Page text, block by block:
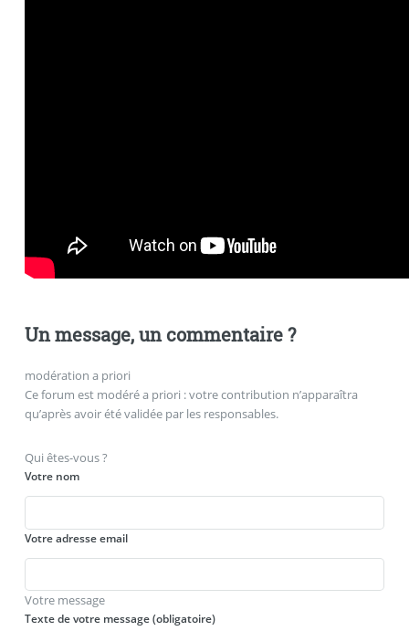
Un message, un commentaire ?
modération a priori
Ce forum est modéré a priori : votre contribution n’apparaîtra
qu’après avoir été validée par les responsables.
Qui êtes-vous ?
Votre nom
Votre adresse email
Votre message
Texte de votre message (obligatoire)